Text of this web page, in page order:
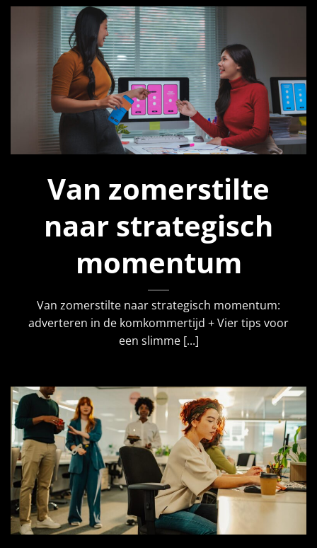
Van zomerstilte
naar strategisch
momentum
Van zomerstilte naar strategisch momentum:
adverteren in de komkommertijd + Vier tips voor
een slimme [...]